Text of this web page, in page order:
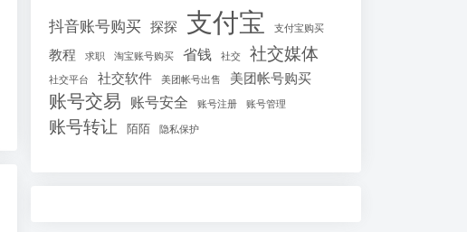
抖音账号购买 探探 支付宝 支付宝购买
教程 求职 淘宝账号购买 省钱 社交 社交媒体
社交平台 社交软件 美团帐号出售 美团帐号购买
账号交易 账号安全 账号注册 账号管理
账号转让 陌陌 隐私保护